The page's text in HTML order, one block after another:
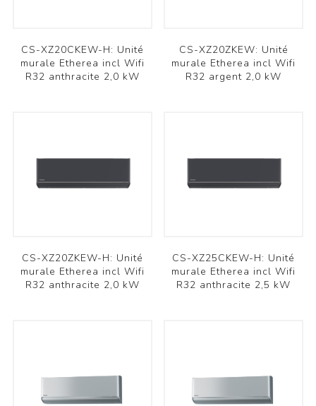
CS-XZ20CKEW-H: Unité
murale Etherea incl Wifi
R32 anthracite 2,0 kW
CS-XZ20ZKEW: Unité
murale Etherea incl Wifi
R32 argent 2,0 kW
CS-XZ20ZKEW-H: Unité
murale Etherea incl Wifi
R32 anthracite 2,0 kW
CS-XZ25CKEW-H: Unité
murale Etherea incl Wifi
R32 anthracite 2,5 kW